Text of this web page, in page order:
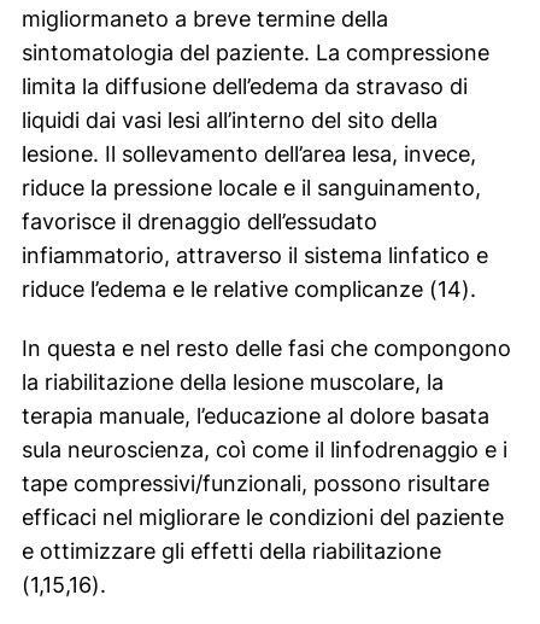
migliormaneto a breve termine della
sintomatologia del paziente. La compressione
limita la diffusione dell’edema da stravaso di
liquidi dai vasi lesi all’interno del sito della
lesione. Il sollevamento dell’area lesa, invece,
riduce la pressione locale e il sanguinamento,
favorisce il drenaggio dell’essudato
infiammatorio, attraverso il sistema linfatico e
riduce l’edema e le relative complicanze (14).
In questa e nel resto delle fasi che compongono
la riabilitazione della lesione muscolare, la
terapia manuale, l’educazione al dolore basata
sula neuroscienza, coì come il linfodrenaggio e i
tape compressivi/funzionali, possono risultare
efficaci nel migliorare le condizioni del paziente
e ottimizzare gli effetti della riabilitazione
(1,15,16).